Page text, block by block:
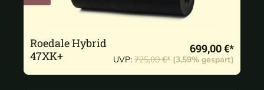
Roedale Hybrid
47XK+
699,00 €*
UVP: 725,00 €* (3,59% gespart)